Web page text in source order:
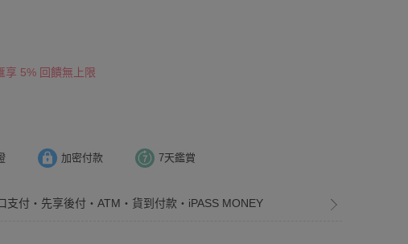
享 5% 回饋無上限
加密付款 7天鑑賞
支付・先享後付・ATM・貨到付款・iPASS MONEY